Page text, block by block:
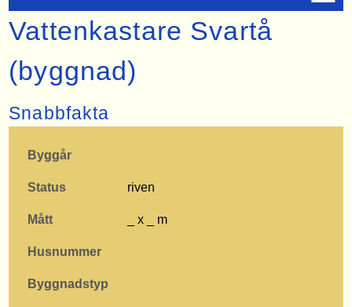
Vattenkastare Svartå
(byggnad)
Snabbfakta
Byggår
Status riven
Mått _ x _ m
Husnummer
Byggnadstyp